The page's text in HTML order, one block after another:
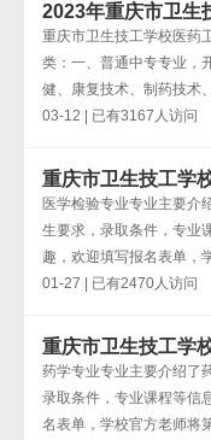
2023年重庆市卫生
重庆市卫生技工学校医药
类：一、普通中专专业，
健、康复技术、制药技术
03-12 | 已有3167人访问
重庆市卫生技工学
医学检验专业专业主要介
生要求，录取条件，专业
趣，欢迎填写报名表单，
01-27 | 已有2470人访问
重庆市卫生技工学
药学专业专业主要介绍了
录取条件，专业课程等信
名表单，学校官方老师将